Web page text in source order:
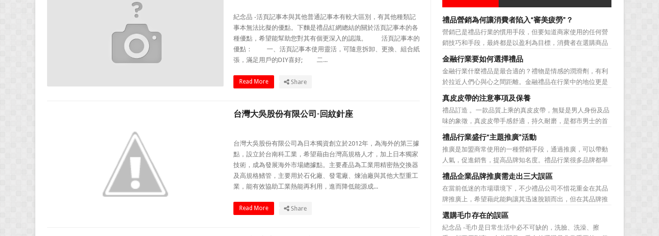
紀念品 -活頁記事本與其他普通記事本有較大區別，有其他種類記
事本無法比擬的優點。下麵是禮品紅網總結的關於活頁記事本的各
種優點，希望能幫助您對其有個更深入的認識。 活頁記事本的
優點： 一、活頁記事本使用靈活，可隨意拆卸、更換、組合紙
張，滿足用戶的DIY喜好; 二...
Read More Share
台灣大吳股份有限公司-回紋針座
台灣大吳股份有限公司為日本獨資創立於2012年，為海外的第三據
點，設立於台南科工業，希望藉由台灣高規格人才，加上日本獨家
技術，成為發展海外市場總據點。主要產品為工業用精密熱交換器
及高規格鰭管，主要用於石化廠、發電廠、煉油廠與其他大型重工
業，能有效協助工業熱能再利用，進而降低能源成...
Read More Share
禮品營銷為何讓消費者陷入“審美疲勞”？
營銷已是禮品行業的慣用手段，但要知道商家使用的任何營
銷技巧和手段，最終都是以盈利為目標，消費者在選購商品
時最為關注的便是如何利用最低的費用購買到最超值的貨
品。在禮品公司使用常規的營銷方式的同時，消費者也不免
走陷入了“審美疲勞”。 編者總結了最讓消費者對禮品行
業營銷產生免疫...
金融行業要如何選擇禮品
金融行業什麼禮品是最合適的？禮物是情感的潤滑劑，有利
於拉近人們心與心之間距離。金融禮品在行業中的地位更是
不容忽視，因為禮品即是企業形象的象徵，又是企業地位的
彰顯，同時對收禮人來說，一份禮物的永恆意義是語言難以
企及的。難怪有人曾說：再省也不能省禮物，再窮也不能窮
送禮。但是，禮品選擇...
真皮皮帶的注意事項及保養
禮品訂造 。一款品質上乘的真皮皮帶，無疑是男人身份及品
味的象徵，真皮皮帶手感舒適，持久耐磨，是都市男士的首
選。當你還在髮愁老爸生日禮物送什麼的時候，一款真皮皮
帶就是非常不錯的選擇。但是真皮皮帶如果疏於保養，也會
黯然失色，出現裂痕和破損的痕跡，今天小編就爲大家分享
真皮皮帶的注意事項...
禮品行業盛行“主題推廣”活動
推廣是加盟商常使用的一種營銷手段，通過推廣，可以帶動
人氣，促進銷售，提高品牌知名度。禮品行業很多品牌都舉
辦過多場推廣活動，來帶動品牌的提升，然而，隨着推廣活
動的普遍，消費者對於這種推廣已經見怪不怪了。 所
以，儘管現在許多商家打着賠本推廣、以跳樓價銷售的口號
大搞活動，但生意...
禮品企業品牌推廣需走出三大誤區
在當前低迷的市場環境下，不少禮品公司不惜花重金在其品
牌推廣上，希望藉此能夠讓其迅速脫穎而出，但在其品牌推
廣的營銷管理思路上，也有許多禮品企業走入了幾大誤區而
無法自拔，這其中，最為常見的誤區有： 誤區一：不清
楚品牌到底在表達什麼 很多禮品企業在推廣品牌之前，
選購毛巾存在的誤區
紀念品 -毛巾是日常生活中必不可缺的，洗臉、洗澡、擦